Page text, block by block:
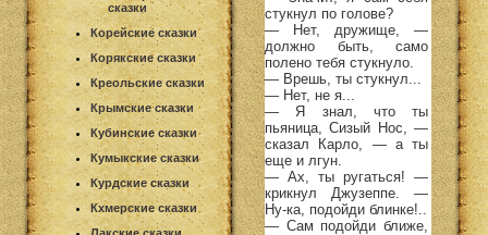
сказки
Корейские сказки
Корякские сказки
Креольские сказки
Крымские сказки
Кубинские сказки
Кумыкские сказки
Курдские сказки
Кхмерские сказки
стукнул по голове?
— Нет, дружище, —
должно быть, само
полено тебя стукнуло.
— Врешь, ты стукнул...
— Нет, не я...
— Я знал, что ты
пьяница, Сизый Нос, —
сказал Карло, — а ты
еще и лгун.
— Ах, ты ругаться! —
крикнул Джузеппе. —
Ну-ка, подойди блинке!..
— Сам подойди ближе,